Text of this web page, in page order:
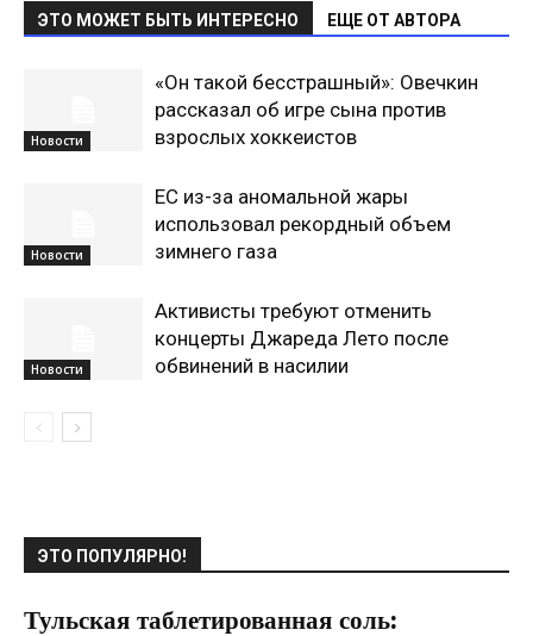
ЭТО МОЖЕТ БЫТЬ ИНТЕРЕСНО ЕЩЕ ОТ АВТОРА
Новости
«Он такой бесстрашный»: Овечкин
рассказал об игре сына против
взрослых хоккеистов
Новости
ЕС из-за аномальной жары
использовал рекордный объем
зимнего газа
Новости
Активисты требуют отменить
концерты Джареда Лето после
обвинений в насилии
ЭТО ПОПУЛЯРНО!
Тульская таблетированная соль: